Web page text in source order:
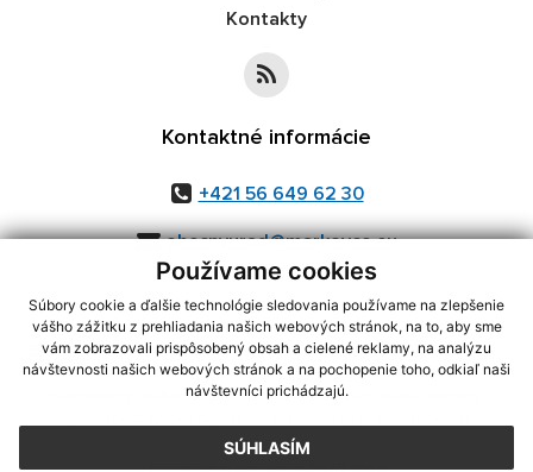
Používame cookies
Súbory cookie a ďalšie technológie sledovania používame na zlepšenie
vášho zážitku z prehliadania našich webových stránok, na to, aby sme
vám zobrazovali prispôsobený obsah a cielené reklamy, na analýzu
návštevnosti našich webových stránok a na pochopenie toho, odkiaľ naši
návštevníci prichádzajú.
SÚHLASÍM
Kontakty
Kontaktné informácie
+421 56 649 62 30
obecnyurad@markovce.eu
využite možnosť získavania aktuálnych informácií s využitím RSS
CMS systém (redakčný) systém ECHELON 2,Mapa stránok,web portál
webex.digital, s.r.o.,domény,registrácia domény